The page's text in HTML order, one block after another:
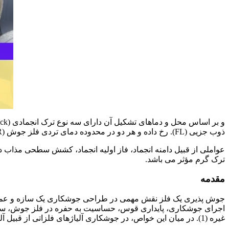
ذوب جزیی (FL). رخ داده و هر دو در محدوده دمای تردی فلز جوش (DTR) اتفاق می افتد. با ساختار FCC در فلز جوش یا در منقطه متأثر از حرارت در محدوده دمای افت انعطاف پذیری (DTR) اتفاق می افتد.
عواملی از قبیل دامنه انجماد، فاز اولیه انجماد، کشش سطحی
ترک گرم مؤثر می باشد.
مقدمه
جوش پذیری یک فلز نقش مهمی در طراحی جوشکاری یک سازه و عملکرد
اجرای جوشکاری، پایداری قوس، حساسیت به حفره در فلز
غیره (1). در میان این خواص، در جوشکاری آلیاژهای فلزاتی از قبیل آلومینیوم، نیکل و فولادهای زنگ نزن آستنیتی. به مقاومت فلز جوش در برابر ترک گرم توجه بیشتری می شود.